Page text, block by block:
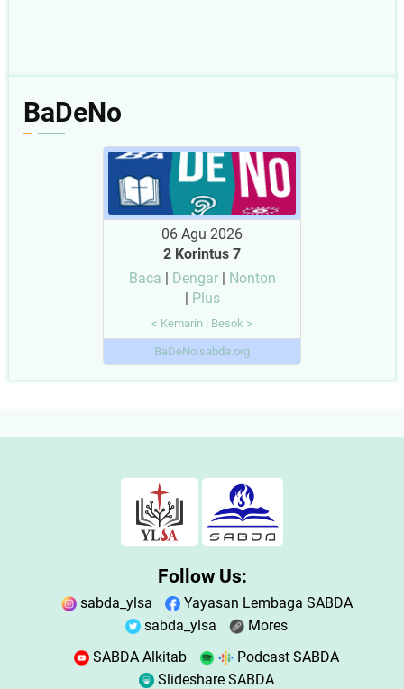
BaDeNo
06 Agu 2026
2 Korintus 7
Baca | Dengar| Nonton
| Plus
< Kemarin | Besok >
BaDeNo.sabda.org
Follow Us:
sabda_ylsa
Yayasan Lembaga SABDA
sabda_ylsa
Mores
SABDA Alkitab
Podcast SABDA
Slideshare SABDA